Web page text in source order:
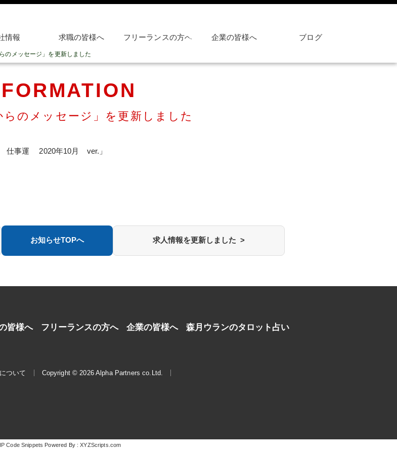
情報 求職の皆様へ フリーランスの方へ 企業の皆様へ ブログ
のメッセージ」を更新しました
らのメッセージ」を更新しました
仕事運 2020年10月 ver.」
お知らせTOPへ 求人情報を更新しました >
皆様へ フリーランスの方へ 企業の皆様へ 森月ウランのタロット占い
ついて Copyright © 2026 Alpha Partners co.Ltd.
Code Snippets Powered By :XYZScripts.com